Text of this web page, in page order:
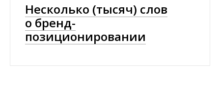
Несколько (тысяч) слов
о бренд-
позиционировании